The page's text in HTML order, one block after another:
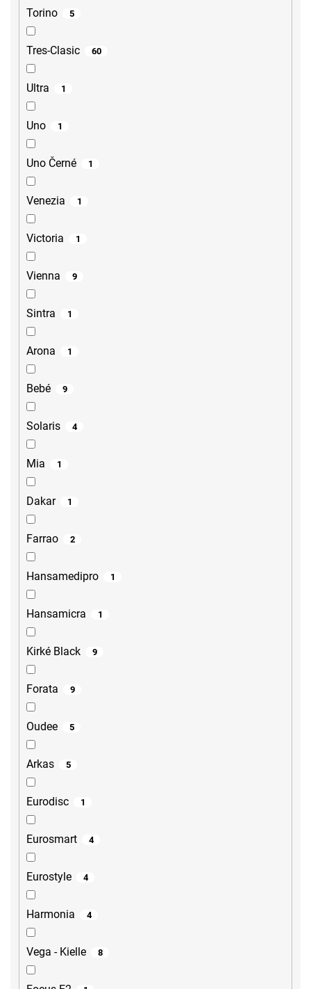
Torino 5
Tres-Clasic 60
Ultra 1
Uno 1
Uno Černé 1
Venezia 1
Victoria 1
Vienna 9
Sintra 1
Arona 1
Bebé 9
Solaris 4
Mia 1
Dakar 1
Farrao 2
Hansamedipro 1
Hansamicra 1
Kirké Black 9
Forata 9
Oudee 5
Arkas 5
Eurodisc 1
Eurosmart 4
Eurostyle 4
Harmonia 4
Vega - Kielle 8